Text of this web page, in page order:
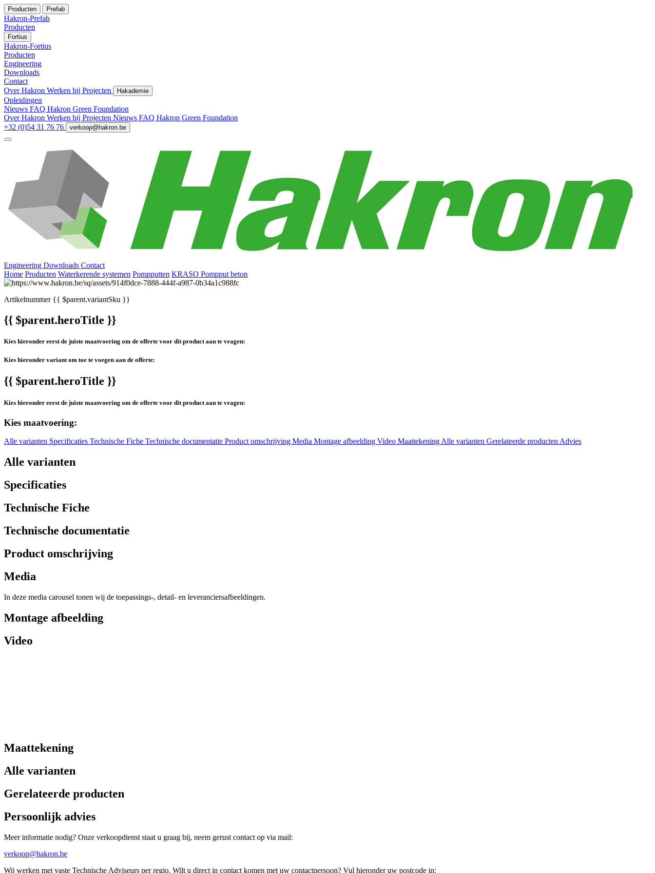
Producten Prefab
Hakron-Prefab
Producten
Fortius
Hakron-Fortius
Producten
Engineering
Downloads
Contact
Over Hakron Werken bij Projecten Hakademie
Opleidingen
Nieuws FAQ Hakron Green Foundation
Over Hakron Werken bij Projecten Nieuws FAQ Hakron Green Foundation
+32 (0)54 31 76 76
verkoop@hakron.be
Engineering Downloads Contact
Home Producten Waterkerende systemen Pompputten KRASO Pompput beton
Artikelnummer{{ $parent.variantSku }}
{{ $parent.heroTitle }}
Kies hieronder eerst de juiste maatvoering om de offerte voor dit product aan te vragen:
Kies hieronder variant om toe te voegen aan de offerte:
{{ $parent.heroTitle }}
Kies hieronder eerst de juiste maatvoering om de offerte voor dit product aan te vragen:
Kies maatvoering:
Alle varianten Specificaties Technische Fiche Technische documentatie Product omschrijving Media Montage afbeelding Video MaattekeningAlle varianten Gerelateerde productenAdvies
Alle varianten
Specificaties
Technische Fiche
Technische documentatie
Product omschrijving
Media
In deze media carousel tonen wij de toepassings-, detail- en leveranciersafbeeldingen.
Montage afbeelding
Video
Maattekening
Alle varianten
Gerelateerde producten
Persoonlijk advies
Meer informatie nodig? Onze verkoopdienst staat u graag bij, neem gerust contact op via mail:
verkoop@hakron.be
Wij werken met vaste Technische Adviseurs per regio. Wilt u direct in contact komen met uw contactpersoon? Vul hieronder uw postcode in: